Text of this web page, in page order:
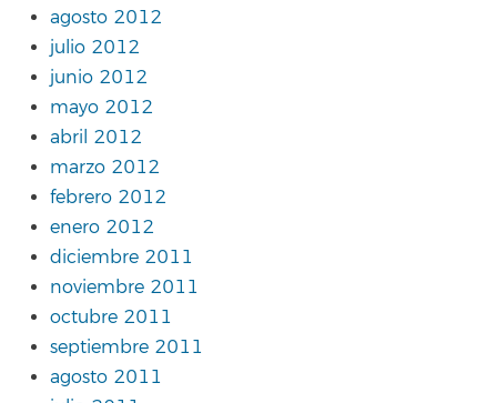
agosto 2012
julio 2012
junio 2012
mayo 2012
abril 2012
marzo 2012
febrero 2012
enero 2012
diciembre 2011
noviembre 2011
octubre 2011
septiembre 2011
agosto 2011